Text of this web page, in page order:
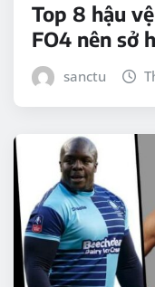
Top 8 hậu
FO4 nên sở
sanctu